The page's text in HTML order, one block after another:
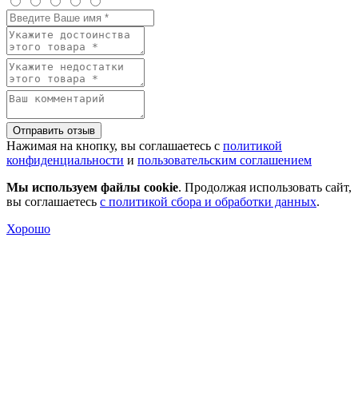
Отправить отзыв
Нажимая на кнопку, вы соглашаетесь с политикой
конфиденциальности и пользовательским соглашением
Мы используем файлы cookie. Продолжая использовать сайт,
вы соглашаетесь с политикой сбора и обработки данных.
Хорошо